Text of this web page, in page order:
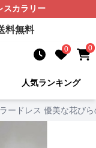
スカラリー
料無料
0 0
人気ランキング
ードレス 優美な花び